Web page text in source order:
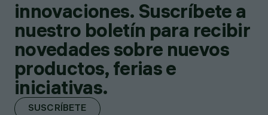
innovaciones. Suscríbete a
nuestro boletín para recibir
novedades sobre nuevos
productos, ferias e
iniciativas.
SUSCRÍBETE